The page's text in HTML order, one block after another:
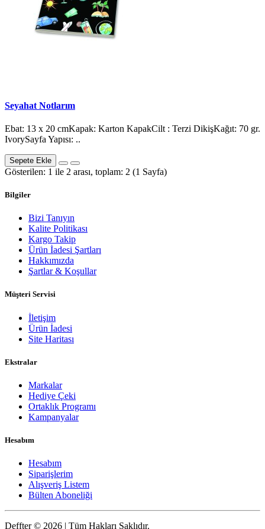
Seyahat Notlarım
Ebat: 13 x 20 cmKapak: Karton KapakCilt : Terzi DikişKağıt: 70 gr.
IvorySayfa Yapısı: ..
Sepete Ekle
Gösterilen: 1 ile 2 arası, toplam: 2 (1 Sayfa)
Bilgiler
Bizi Tanıyın
Kalite Politikası
Kargo Takip
Ürün İadesi Şartları
Hakkımızda
Şartlar & Koşullar
Müşteri Servisi
İletişim
Ürün İadesi
Site Haritası
Ekstralar
Markalar
Hediye Çeki
Ortaklık Programı
Kampanyalar
Hesabım
Hesabım
Siparişlerim
Alışveriş Listem
Bülten Aboneliği
Deffter © 2026 | Tüm Hakları Saklıdır.